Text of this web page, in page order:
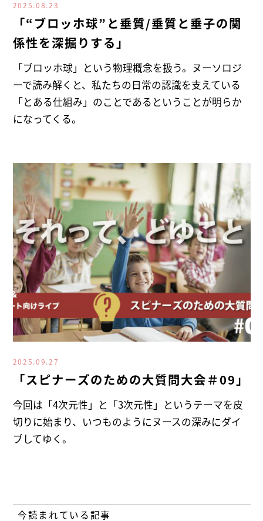
2025.08.23
「“ブロッホ球”と垂質/垂質と垂子の関
係性を深掘りする」
「ブロッホ球」という物理概念を扱う。ヌーソロジ
ーで読み解くと、私たちの日常の認識を支えている
「とある仕組み」のことであるということが明らか
になってくる。
2025.09.27
「スピナーズのための大質問大会＃09」
今回は「4次元性」と「3次元性」というテーマを皮
切りに始まり、いつものようにヌースの深みにダイ
ブしてゆく。
今読まれている記事